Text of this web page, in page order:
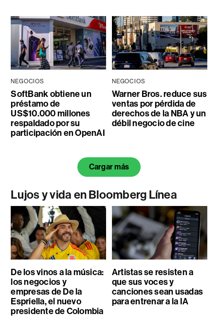
NEGOCIOS
SoftBank obtiene un
préstamo de
US$10.000 millones
respaldado por su
participación en OpenAI
NEGOCIOS
Warner Bros. reduce sus
ventas por pérdida de
derechos de la NBA y un
débil negocio de cine
Cargar más
Lujos y vida en Bloomberg Línea
De los vinos a la música:
los negocios y
empresas de De la
Espriella, el nuevo
presidente de Colombia
Artistas se resisten a
que sus voces y
canciones sean usadas
para entrenar a la IA